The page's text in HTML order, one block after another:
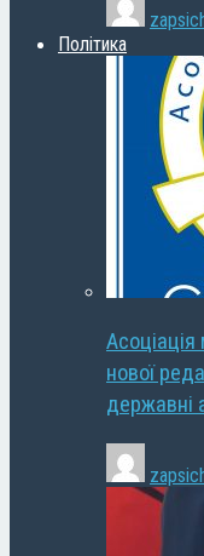
Політика
нової
державні